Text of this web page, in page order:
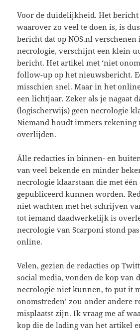
Voor de duidelijkheid. Het bericht
waarover zo veel te doen is, is
bericht dat op NOS.nl verschenen
necrologie, verschijnt een klein
bericht. Het artikel met ‘niet
follow-up op het nieuwsbericht.
misschien snel. Maar in het
een lichtjaar. Zeker als je nagaat
(logischerwijs) geen necrologie
Niemand houdt immers rekening
overlijden.
Álle redacties in binnen- en
van veel bekende en minder
necrologie klaarstaan die met
gepubliceerd kunnen worden.
niet wachten met het schrijven
tot iemand daadwerkelijk is
necrologie van Scarponi stond
online.
Velen, gezien de redacties op
social media, vonden de kop van
necrologie niet kunnen, to put it
onomstreden’ zou onder andere
misplaatst zijn. Ik vraag me af
kop die de lading van het artikel